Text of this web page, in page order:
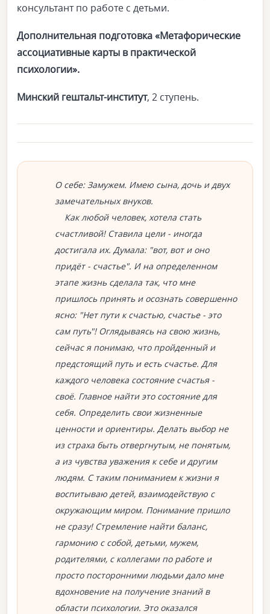
консультант по работе с детьми.
Дополнительная подготовка «Метафорические
ассоциативные карты в практической
психологии».
Минский гештальт-институт, 2 ступень.
О себе: Замужем. Имею сына, дочь и двух
замечательных внуков.
Как любой человек, хотела стать
счастливой! Ставила цели - иногда
достигала их. Думала: "вот, вот и оно
придёт - счастье". И на определенном
этапе жизнь сделала так, что мне
пришлось принять и осознать совершенно
ясно: "Нет пути к счастью, счастье - это
сам путь"! Оглядываясь на свою жизнь,
сейчас я понимаю, что пройденный и
предстоящий путь и есть счастье. Для
каждого человека состояние счастья -
своё. Главное найти это состояние для
себя. Определить свои жизненные
ценности и ориентиры. Делать выбор не
из страха быть отвергнутым, не понятым,
а из чувства уважения к себе и другим
людям. С таким пониманием к жизни я
воспитываю детей, взаимодействую с
окружающим миром. Понимание пришло
не сразу! Стремление найти баланс,
гармонию с собой, детьми, мужем,
родителями, с коллегами по работе и
просто посторонними людьми дало мне
вдохновение на получение знаний в
области психологии. Это оказался